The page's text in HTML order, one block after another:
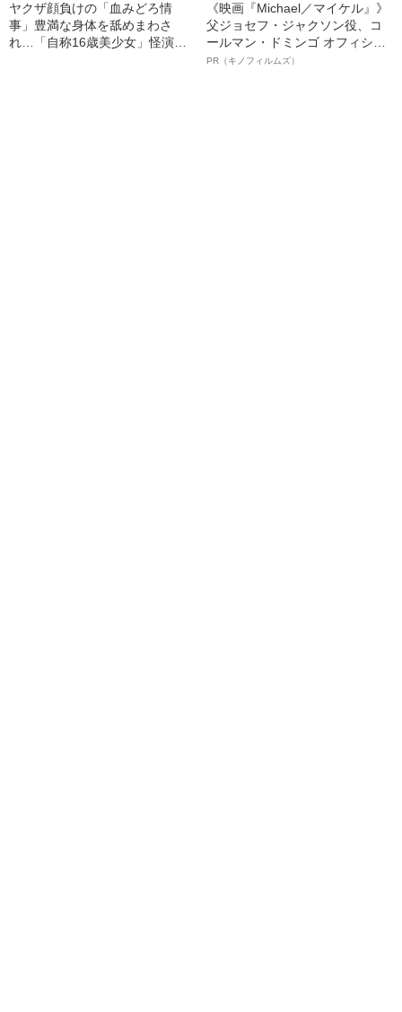
ヤクザ顔負けの「血みどろ情
事」豊満な身体を舐めまわさ
れ…「自称16歳美少女」怪演
《映画『Michael／マイケル』》
父ジョセフ・ジャクソン役、コ
ールマン・ドミンゴ オフィシャ
ルインタビュー“観客を魅了した
PR（キノフィルムズ）